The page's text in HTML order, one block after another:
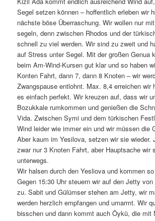
Segel setzen können – hoffentlich erleben wir
nächste böse Überraschung. Wir wollen nur
segeln, denn zwischen Rhodos und der
schnell zu viel werden. Wir sind zu zweit und
auf Stress unter Segel. Mit der großen Genua
beim Am-Wind-Kursen gut klar und so haben
Konten Fahrt, dann 7, dann 8 Knoten – wir
Zwangspause entlohnt. Max. 8,4 erreichen wir
es einfach perfekt. Wir kreuzen auf, dass wir
Bozukkale rumkommen und genießen die
Vida. Zwischen Symi und dem türkischen
Wind leider wie immer ein und wir müssen die
Aber kaum im Yesilova, setzen wir sie wieder.
zwar nur 3 Knoten Fahrt, aber Hauptsache wir
unterwegs.
Wir halsen durch den Yesliova und kommen
Gegen 15:30 Uhr steuern wir auf den Jetty
zu. Sabit und Gülümser stehen am Jetty, wir
werden herzlich empfangen und umarmt. Wir
bisschen und dann kommt auch Öykü, die mit